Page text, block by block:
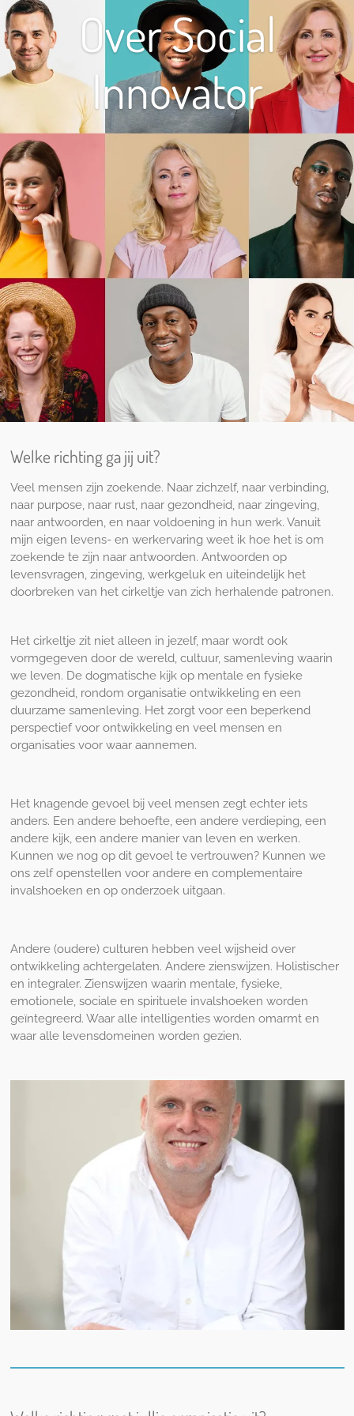
Over Social
Innovator
Welke richting ga jij uit?
Veel mensen zijn zoekende. Naar zichzelf, naar verbinding,
naar purpose, naar rust, naar gezondheid, naar zingeving,
naar antwoorden, en naar voldoening in hun werk. Vanuit
mijn eigen levens- en werkervaring weet ik hoe het is om
zoekende te zijn naar antwoorden. Antwoorden op
levensvragen, zingeving, werkgeluk en uiteindelijk het
doorbreken van het cirkeltje van zich herhalende patronen.
Het cirkeltje zit niet alleen in jezelf, maar wordt ook
vormgegeven door de wereld, cultuur, samenleving waarin
we leven. De dogmatische kijk op mentale en fysieke
gezondheid, rondom organisatie ontwikkeling en een
duurzame samenleving. Het zorgt voor een beperkend
perspectief voor ontwikkeling en veel mensen en
organisaties voor waar aannemen.
Het knagende gevoel bij veel mensen zegt echter iets
anders. Een andere behoefte, een andere verdieping, een
andere kijk, een andere manier van leven en werken.
Kunnen we nog op dit gevoel te vertrouwen? Kunnen we
ons zelf openstellen voor andere en complementaire
invalshoeken en op onderzoek uitgaan.
Andere (oudere) culturen hebben veel wijsheid over
ontwikkeling achtergelaten. Andere zienswijzen. Holistischer
en integraler. Zienswijzen waarin mentale, fysieke,
emotionele, sociale en spirituele invalshoeken worden
geïntegreerd. Waar alle intelligenties worden omarmt en
waar alle levensdomeinen worden gezien.